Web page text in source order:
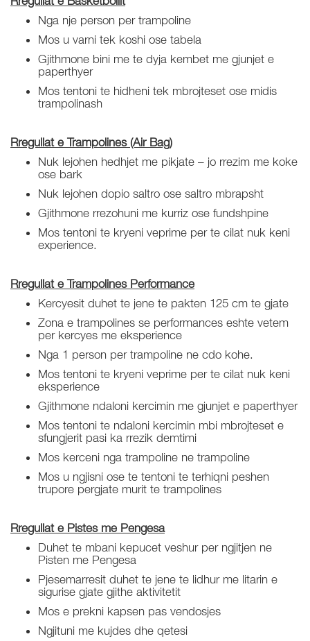
Nga nje person per trampoline
Mos u varni tek koshi ose tabela
Gjithmone bini me te dyja kembet me gjunjet e
paperthyer
Mos tentoni te hidheni tek mbrojteset ose midis
trampolinash
Rregullat e Trampolines (Air Bag)
Nuk lejohen hedhjet me pikjate – jo rrezim me koke
ose bark
Nuk lejohen dopio saltro ose saltro mbrapsht
Gjithmone rrezohuni me kurriz ose fundshpine
Mos tentoni te kryeni veprime per te cilat nuk keni
experience.
Rregullat e Trampolines Performance
Kercyesit duhet te jene te pakten 125 cm te gjate
Zona e trampolines se performances eshte vetem
per kercyes me eksperience
Nga 1 person per trampoline ne cdo kohe.
Mos tentoni te kryeni veprime per te cilat nuk keni
eksperience
Gjithmone ndaloni kercimin me gjunjet e paperthyer
Mos tentoni te ndaloni kercimin mbi mbrojteset e
sfungjerit pasi ka rrezik demtimi
Mos kerceni nga trampoline ne trampoline
Mos u ngjisni ose te tentoni te terhiqni peshen
trupore pergjate murit te trampolines
Rregullat e Pistes me Pengesa
Duhet te mbani kepucet veshur per ngjitjen ne
Pisten me Pengesa
Pjesemarresit duhet te jene te lidhur me litarin e
sigurise gjate gjithe aktivitetit
Mos e prekni kapsen pas vendosjes
Ngjituni me kujdes dhe qetesi